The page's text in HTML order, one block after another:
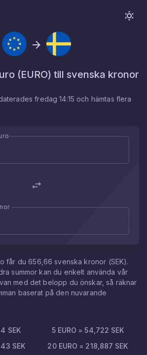
(EURO) till svenska kronor
fredag 14:15 och hämtas flera
får du656,66 svenska kronor (SEK).
summor kan du enkelt använda vår
med det belopp du önskar, så räknar
baserat på den nuvarande
SEK 5 EURO =54,722 SEK
SEK 20 EURO = 218,887 SEK